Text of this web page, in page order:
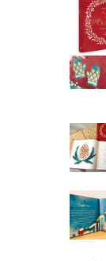
Carte de bucate
Educație
Hobby si craft
Limbi străine
Știință si natură